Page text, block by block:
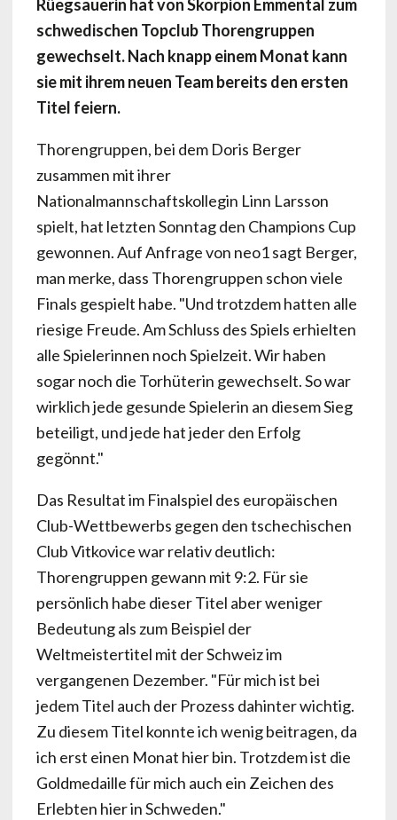
Rüegsauerin hat von Skorpion Emmental zum
schwedischen Topclub Thorengruppen
gewechselt. Nach knapp einem Monat kann
sie mit ihrem neuen Team bereits den ersten
Titel feiern.
Thorengruppen, bei dem Doris Berger
zusammen mit ihrer
Nationalmannschaftskollegin Linn Larsson
spielt, hat letzten Sonntag den Champions Cup
gewonnen. Auf Anfrage von neo1 sagt Berger,
man merke, dass Thorengruppen schon viele
Finals gespielt habe. "Und trotzdem hatten alle
riesige Freude. Am Schluss des Spiels erhielten
alle Spielerinnen noch Spielzeit. Wir haben
sogar noch die Torhüterin gewechselt. So war
wirklich jede gesunde Spielerin an diesem Sieg
beteiligt, und jede hat jeder den Erfolg
gegönnt."
Das Resultat im Finalspiel des europäischen
Club-Wettbewerbs gegen den tschechischen
Club Vitkovice war relativ deutlich:
Thorengruppen gewann mit 9:2. Für sie
persönlich habe dieser Titel aber weniger
Bedeutung als zum Beispiel der
Weltmeistertitel mit der Schweiz im
vergangenen Dezember. "Für mich ist bei
jedem Titel auch der Prozess dahinter wichtig.
Zu diesem Titel konnte ich wenig beitragen, da
ich erst einen Monat hier bin. Trotzdem ist die
Goldmedaille für mich auch ein Zeichen des
Erlebten hier in Schweden."